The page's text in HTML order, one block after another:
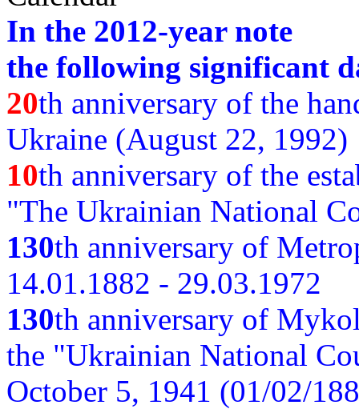
In the 2012-year note
the following significant
20th anniversary of the
Ukraine (August 22, 1992)
10th anniversary of the
"The Ukrainian National
130th anniversary of
14.01.1882 - 29.03.1972
130th anniversary of
the "Ukrainian National
October 5, 1941 (01/02/